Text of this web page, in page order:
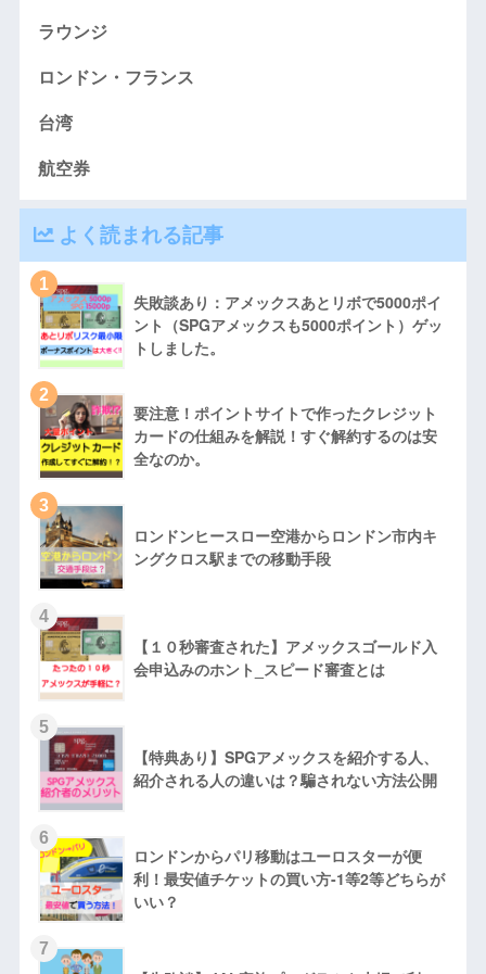
ラウンジ
ロンドン・フランス
台湾
航空券
よく読まれる記事
1
失敗談あり：アメックスあとリボで5000ポイ
ント（SPGアメックスも5000ポイント）ゲッ
トしました。
2
要注意！ポイントサイトで作ったクレジット
カードの仕組みを解説！すぐ解約するのは安
全なのか。
3
ロンドンヒースロー空港からロンドン市内キ
ングクロス駅までの移動手段
4
【１０秒審査された】アメックスゴールド入
会申込みのホント_スピード審査とは
5
【特典あり】SPGアメックスを紹介する人、
紹介される人の違いは？騙されない方法公開
6
ロンドンからパリ移動はユーロスターが便
利！最安値チケットの買い方-1等2等どちらが
いい？
7